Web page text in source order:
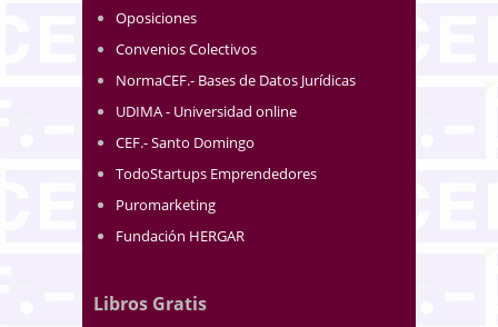
Oposiciones
Convenios Colectivos
NormaCEF.- Bases de Datos Jurídicas
UDIMA - Universidad online
CEF.- Santo Domingo
TodoStartups Emprendedores
Puromarketing
Fundación HERGAR
Libros Gratis